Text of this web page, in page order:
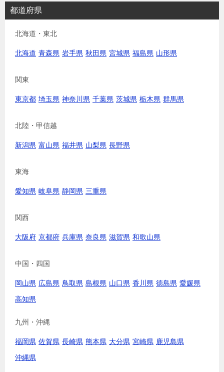
都道府県
北海道・東北
北海道 青森県 岩手県 秋田県 宮城県 福島県 山形県
関東
東京都 埼玉県 神奈川県 千葉県 茨城県 栃木県 群馬県
北陸・甲信越
新潟県 富山県 福井県 山梨県 長野県
東海
愛知県 岐阜県 静岡県 三重県
関西
大阪府 京都府 兵庫県 奈良県 滋賀県 和歌山県
中国・四国
岡山県 広島県 鳥取県 島根県 山口県 香川県 徳島県 愛媛県
高知県
九州・沖縄
福岡県 佐賀県 長崎県 熊本県 大分県 宮崎県 鹿児島県
沖縄県